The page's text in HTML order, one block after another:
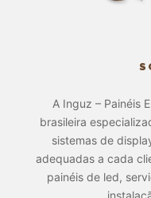
A Inguz – Painéis
brasileira
sistemas de
adequadas a cada
painéis de led,